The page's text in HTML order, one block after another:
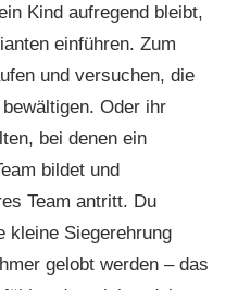
Kind aufregend bleibt,
einführen. Zum
und versuchen, die
Oder ihr
bei denen ein
bildet und
Team antritt. Du
kleine Siegerehrung
gelobt werden – das